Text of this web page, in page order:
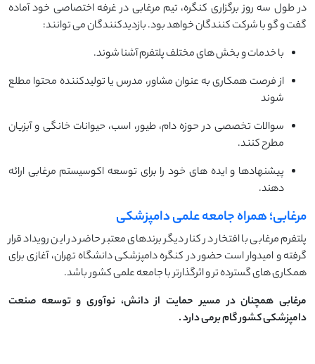
در طول سه روز برگزاری کنگره، تیم مرغابی در غرفه اختصاصی خود آماده
گفت‌ و گو با شرکت‌ کنندگان خواهد بود. بازدیدکنندگان می ‌توانند:
با خدمات و بخش ‌های مختلف پلتفرم آشنا شوند.
از فرصت همکاری به ‌عنوان مشاور، مدرس یا تولیدکننده محتوا مطلع
شوند
سوالات تخصصی در حوزه دام، طیور، اسب، حیوانات خانگی و آبزیان
مطرح کنند.
پیشنهادها و ایده ‌های خود را برای توسعه اکوسیستم مرغابی ارائه
دهند.
مرغابی؛ همراه جامعه علمی دامپزشکی
پلتفرم مرغابی با افتخار در کنار دیگر برندهای معتبر حاضر در این رویداد قرار
گرفته و امیدوار است حضور در کنگره دامپزشکی دانشگاه تهران، آغازی برای
همکاری‌ های گسترده ‌تر و اثرگذارتر با جامعه علمی کشور باشد.
مرغابی همچنان در مسیر حمایت از دانش، نوآوری و توسعه صنعت
دامپزشکی کشور گام برمی‌ دارد.